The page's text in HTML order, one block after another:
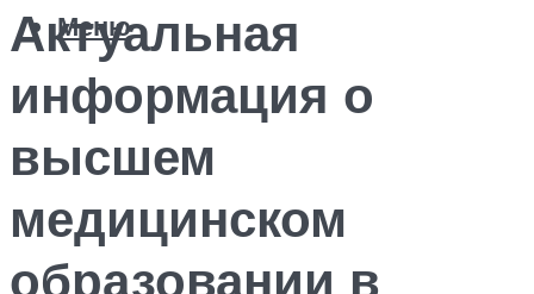
Меню
Актуальная
информация о
высшем
медицинском
образовании в